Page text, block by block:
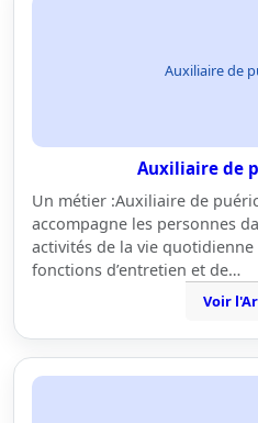
Auxiliaire de
Auxiliaire de
Un métier :Auxiliaire de
accompagne les personnes
activités de la vie
fonctions d’entretien et de…
Voir